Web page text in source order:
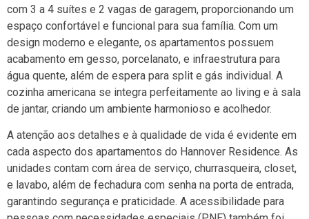
com 3 a 4 suítes e 2 vagas de garagem, proporcionando um
espaço confortável e funcional para sua família. Com um
design moderno e elegante, os apartamentos possuem
acabamento em gesso, porcelanato, e infraestrutura para
água quente, além de espera para split e gás individual. A
cozinha americana se integra perfeitamente ao living e à sala
de jantar, criando um ambiente harmonioso e acolhedor.
A atenção aos detalhes e à qualidade de vida é evidente em
cada aspecto dos apartamentos do Hannover Residence. As
unidades contam com área de serviço, churrasqueira, closet,
e lavabo, além de fechadura com senha na porta de entrada,
garantindo segurança e praticidade. A acessibilidade para